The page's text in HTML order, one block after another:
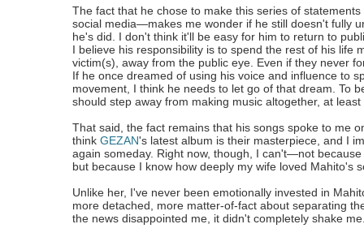
The fact that he chose to make this series of
social media—makes me wonder if he still doesn't fully
he's did. I don't think it'll be easy for him to return to
I believe his responsibility is to spend the rest of his life
victim(s), away from the public eye. Even if they never
If he once dreamed of using his voice and influence to
movement, I think he needs to let go of that dream. To
should step away from making music altogether, at least
That said, the fact remains that his songs spoke to me
thinkGEZAN's latest album is their masterpiece, and I
again someday. Right now, though, I can't—not
but because I know how deeply my wife loved Mahito's
Unlike her, I've never been emotionally invested in
more detached, more matter-of-fact about separating
the news disappointed me, it didn't completely shake